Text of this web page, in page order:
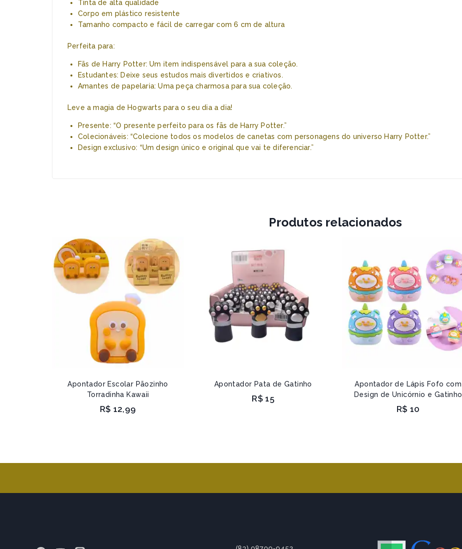
Tinta de alta qualidade
Corpo em plástico resistente
Tamanho compacto e fácil de carregar com 6 cm de altura
Perfeita para:
Fãs de Harry Potter: Um item indispensável para a sua coleção.
Estudantes: Deixe seus estudos mais divertidos e criativos.
Amantes de papelaria: Uma peça charmosa para sua coleção.
Leve a magia de Hogwarts para o seu dia a dia!
Presente: “O presente perfeito para os fãs de Harry Potter.”
Colecionáveis: “Colecione todos os modelos de canetas com personagens do universo Harry Potter.”
Design exclusivo: “Um design único e original que vai te diferenciar.”
Produtos relacionados
Apontador Escolar Pãozinho
Torradinha Kawaii
R$ 12,99
Apontador Pata de Gatinho
R$ 15
Apontador de Lápis Fofo com
Design de Unicórnio e Gatinho
R$ 10